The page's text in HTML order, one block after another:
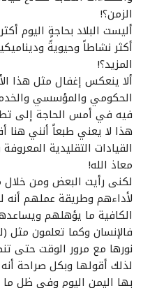
الزمن؟!
أليست البلاد بحاجةٍ
أكثر نشاطاً وحيويةً
المزيد؟!
ألا ينعكس إغفال مثل هذا
الحكومي والمؤسسي
فيه في أمس الحاجة إلى
هذا لا يعني طبعاً أنني
القيادات التقليدية
معاذ الله!
لكنى رأيت البعض ومن خلال
لأداءهم وطريقة عملهم
الكافية ما يؤهلهم
فالإنسان وكما تعلمون مثل
نورها مع مرور الوقت حتى
لذلك أقولها وبكل صراحة
بها اليمن اليوم وفي ظل